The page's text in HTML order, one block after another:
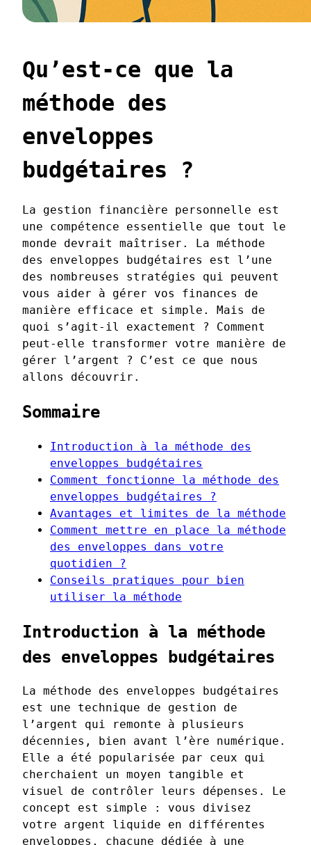
Qu’est-ce que la
méthode des
enveloppes
budgétaires ?
La gestion financière personnelle est
une compétence essentielle que tout le
monde devrait maîtriser. La méthode
des enveloppes budgétaires est l’une
des nombreuses stratégies qui peuvent
vous aider à gérer vos finances de
manière efficace et simple. Mais de
quoi s’agit-il exactement ? Comment
peut-elle transformer votre manière de
gérer l’argent ? C’est ce que nous
allons découvrir.
Sommaire
Introduction à la méthode des
enveloppes budgétaires
Comment fonctionne la méthode des
enveloppes budgétaires ?
Avantages et limites de la méthode
Comment mettre en place la méthode
des enveloppes dans votre
quotidien ?
Conseils pratiques pour bien
utiliser la méthode
Introduction à la méthode
des enveloppes budgétaires
La méthode des enveloppes budgétaires
est une technique de gestion de
l’argent qui remonte à plusieurs
décennies, bien avant l’ère numérique.
Elle a été popularisée par ceux qui
cherchaient un moyen tangible et
visuel de contrôler leurs dépenses. Le
concept est simple : vous divisez
votre argent liquide en différentes
enveloppes, chacune dédiée à une